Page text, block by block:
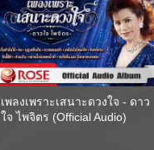
เพลงเพราะเสนาะดวงใจ - ดาว
ใจ ไพจิตร (Official Audio)